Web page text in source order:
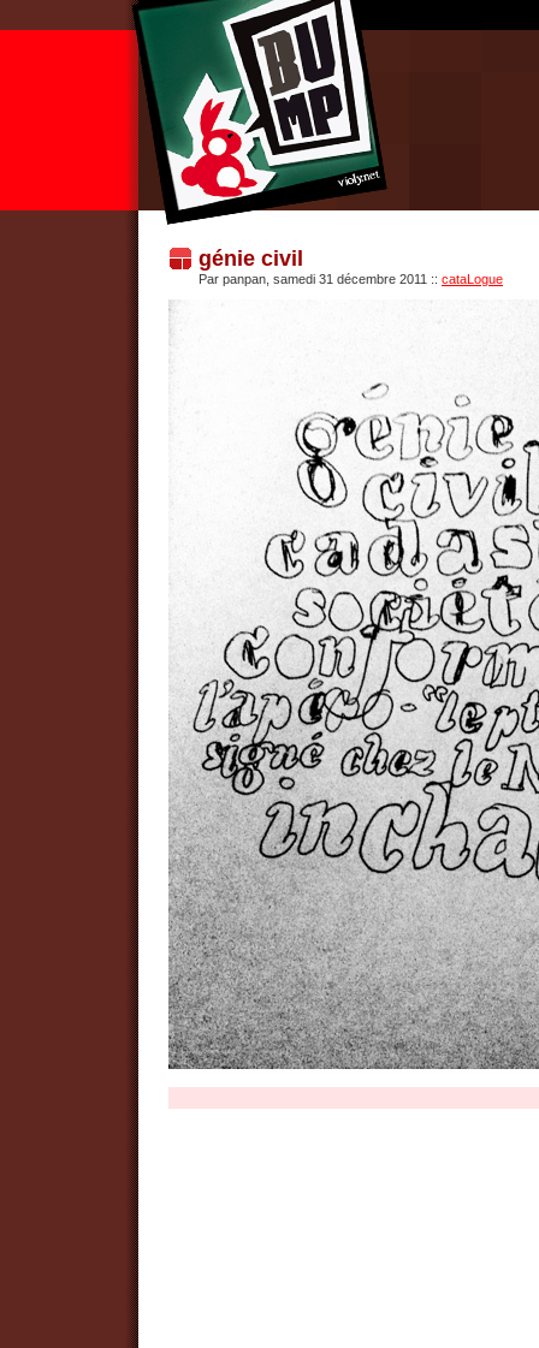
génie civil
Par panpan, samedi 31 décembre 2011 :: cataLogue